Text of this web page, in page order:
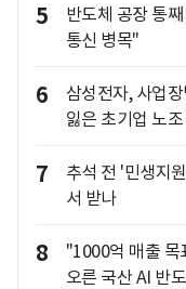
5
반도체 공장 통
통신 병목"
6
삼성전자, 사업
잃은 초기업 노
7
추석 전 '민생지
서 받나
8
"1000억 매출
오른 국산 AI 반